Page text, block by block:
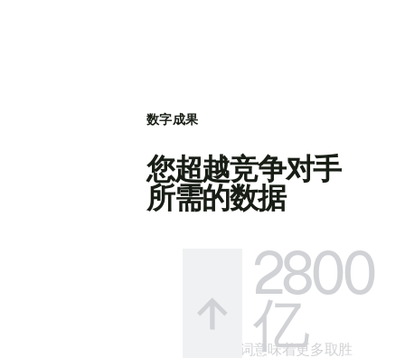
数字成果
您超越竞争对手
所需的数据
2800
亿
更多关键词意味着更多取胜